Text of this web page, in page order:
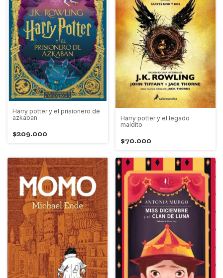
Harry potter y el prisionero de
azkaban
$209.000
Harry potter y el legado
maldito
$70.000